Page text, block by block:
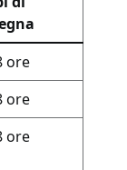
ore
ore
ore